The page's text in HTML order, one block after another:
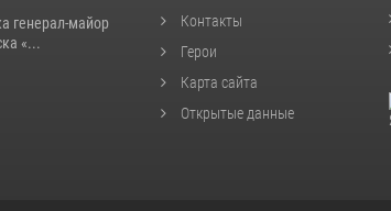
генерал-майор
«...
Контакты
Герои
Карта сайта
Открытые данные